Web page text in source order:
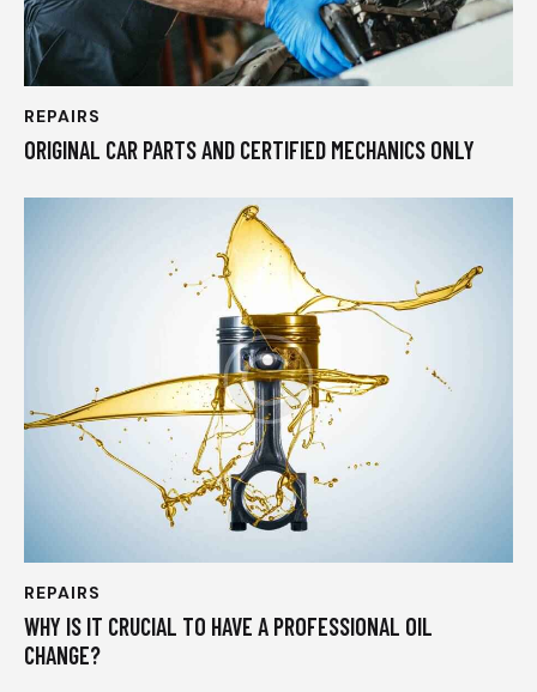
REPAIRS
ORIGINAL CAR PARTS AND CERTIFIED MECHANICS ONLY
REPAIRS
WHY IS IT CRUCIAL TO HAVE A PROFESSIONAL OIL
CHANGE?